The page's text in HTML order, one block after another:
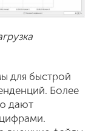
для быстрой
Более
дают